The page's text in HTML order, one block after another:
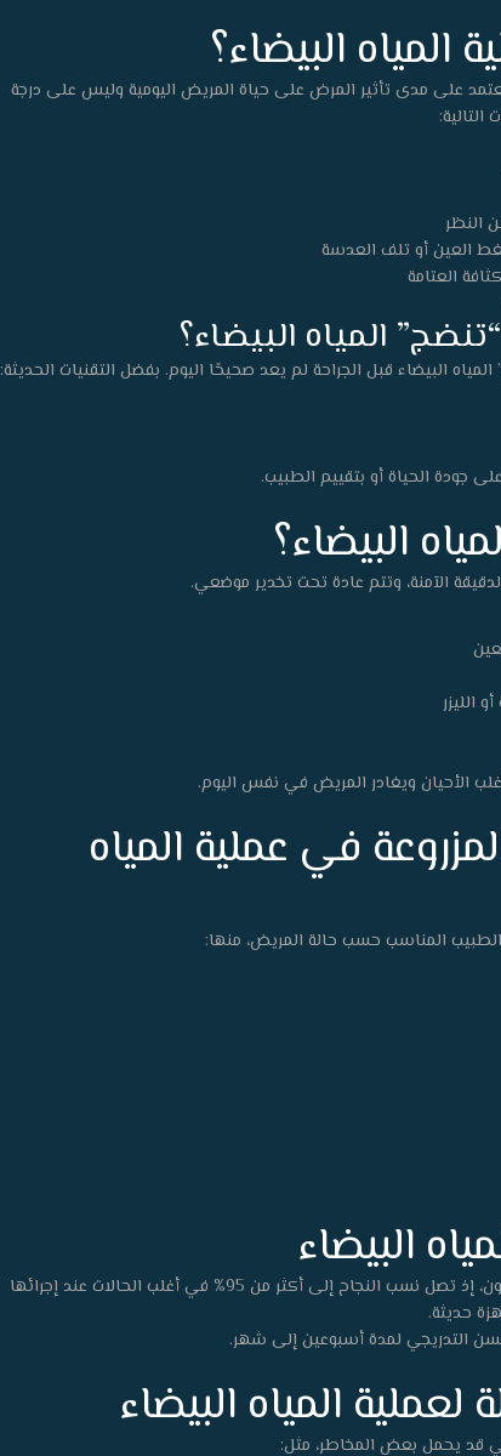
المياه البيضاء؟
على مدى تأثير المرض على حياة المريض اليومية وليس على درجة
النظر
العين أو تلف العدسة
العتامة
المياه البيضاء؟
البيضاء قبل الجراحة لم يعد صحيحًا اليوم. بفضل التقنيات الحديثة:
جودة الحياة أو بتقييم الطبيب.
البيضاء؟
الآمنة، وتتم عادة تحت تخدير موضعي.
الليزر
الأحيان ويغادر المريض في نفس اليوم.
في عملية المياه
المناسب حسب حالة المريض، منها:
البيضاء
تُعد عملية المياه البيضاء من أنجح جراحات العيون، إذ تصل نسب النجاح إلى أكثر من 95% في أغلب الحالات عند إجرائها
حديثة.
التدريجي لمدة أسبوعين إلى شهر.
المياه البيضاء
قد يحمل بعض المخاطر، مثل: